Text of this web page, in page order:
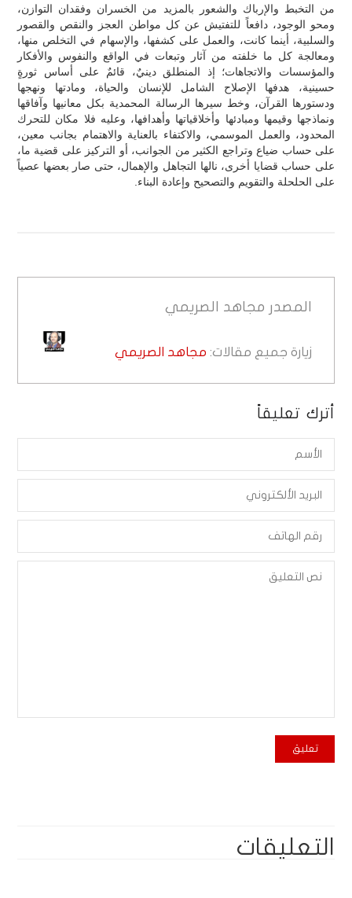
من التخبط والإرباك والشعور بالمزيد من الخسران وفقدان التوازن،
ومحو الوجود، دافعاً للتفتيش عن كل مواطن العجز والنقص والقصور
والسلبية، أينما كانت، والعمل على كشفها، والإسهام في التخلص منها،
ومعالجة كل ما خلفته من آثار وتبعات في الواقع والنفوس والأفكار
والمؤسسات والاتجاهات؛ إذ المنطلق دينيٌ، قائمٌ على أساس ثورةٍ
حسينية، هدفها الإصلاح الشامل للإنسان والحياة، ومادتها ونهجها
ودستورها القرآن، وخط سيرها الرسالة المحمدية بكل معانيها وآفاقها
ونماذجها وقيمها ومبادئها وأخلاقياتها وأهدافها، وعليه فلا مكان للتحرك
المحدود، والعمل الموسمي، والاكتفاء بالعناية والاهتمام بجانب معين،
على حساب ضياع وتراجع الكثير من الجوانب، أو التركيز على قضية ما،
على حساب قضايا أخرى، نالها التجاهل والإهمال، حتى صار بعضها عصياً
على الحلحلة والتقويم والتصحيح وإعادة البناء.
المصدر مجاهد الصريمي
زيارة جميع مقالات: مجاهد الصريمي
أترك تعليقاً
التعليقات